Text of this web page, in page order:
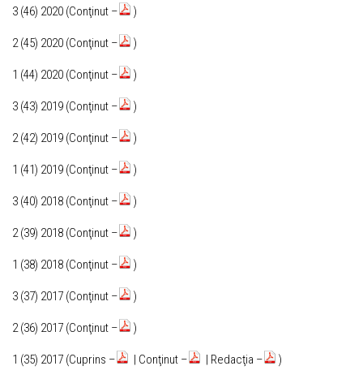
3 (46) 2020 (Conţinut – )
2 (45) 2020 (Conţinut – )
1 (44) 2020 (Conţinut – )
3 (43) 2019 (Conţinut – )
2 (42) 2019 (Conţinut – )
1 (41) 2019 (Conţinut – )
3 (40) 2018 (Conţinut – )
2 (39) 2018 (Conţinut – )
1 (38) 2018 (Conţinut – )
3 (37) 2017 (Conţinut – )
2 (36) 2017 (Conţinut – )
1 (35) 2017 (Cuprins – | Conţinut – | Redacţia – )